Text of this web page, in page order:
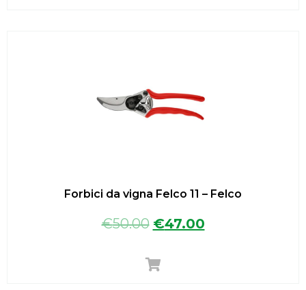
Forbici da vigna Felco 11 – Felco
€50.00 €47.00